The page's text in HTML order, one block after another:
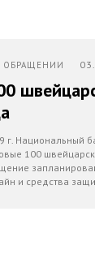
ОБРАЩЕНИИ
г. Национальный
100
и средства